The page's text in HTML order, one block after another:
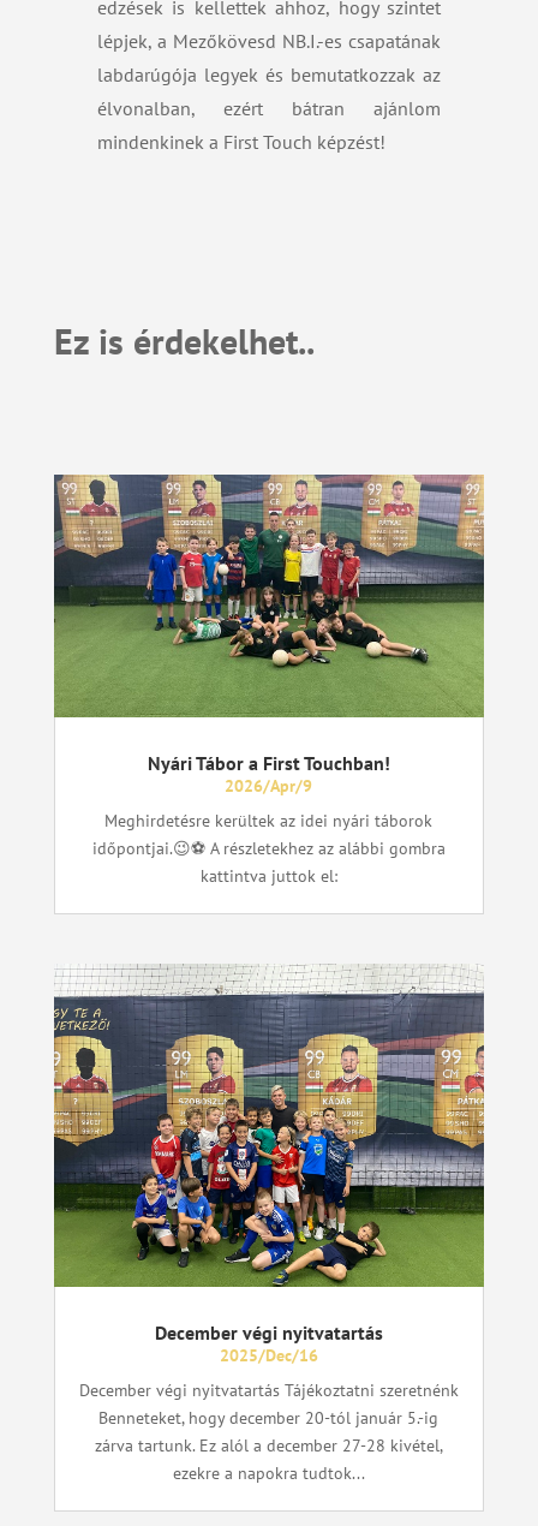
edzések is kellettek ahhoz, hogy szintet
lépjek, a Mezőkövesd NB.I.-es csapatának
labdarúgója legyek és bemutatkozzak az
élvonalban, ezért bátran ajánlom
mindenkinek a First Touch képzést!
Ez is érdekelhet..
Nyári Tábor a First Touchban!
2026/Apr/9
Meghirdetésre kerültek az idei nyári táborok
időpontjai.😉⚽ A részletekhez az alábbi gombra
kattintva juttok el:
December végi nyitvatartás
2025/Dec/16
December végi nyitvatartás Tájékoztatni szeretnénk
Benneteket, hogy december 20-tól január 5.-ig
zárva tartunk. Ez alól a december 27-28 kivétel,
ezekre a napokra tudtok...